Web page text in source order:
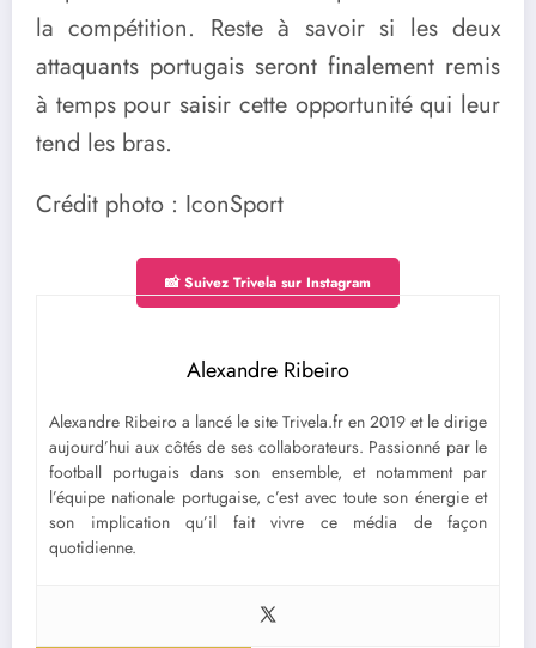
la compétition. Reste à savoir si les deux
attaquants portugais seront finalement remis
à temps pour saisir cette opportunité qui leur
tend les bras.
Crédit photo : IconSport
📸 Suivez Trivela sur Instagram
Alexandre Ribeiro
Alexandre Ribeiro a lancé le site Trivela.fr en 2019 et le dirige
aujourd’hui aux côtés de ses collaborateurs. Passionné par le
football portugais dans son ensemble, et notamment par
l’équipe nationale portugaise, c’est avec toute son énergie et
son implication qu’il fait vivre ce média de façon
quotidienne.